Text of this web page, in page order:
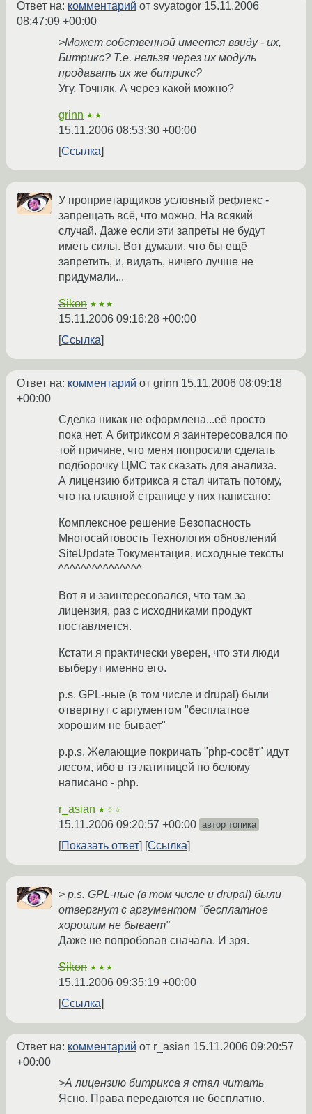
Ответ на: комментарий от svyatogor 15.11.2006
08:47:09 +00:00
>Может собственной имеется ввиду - их,
Битрикс? Т.е. нельзя через их модуль
продавать их же битрикс?
Угу. Точняк. А через какой можно?
grinn ★★
15.11.2006 08:53:30 +00:00
Ссылка
У проприетарщиков условный рефлекс -
запрещать всё, что можно. На всякий
случай. Даже если эти запреты не будут
иметь силы. Вот думали, что бы ещё
запретить, и, видать, ничего лучше не
придумали...
Sikon ★★★
15.11.2006 09:16:28 +00:00
Ссылка
Ответ на: комментарий от grinn 15.11.2006 08:09:18
+00:00
Сделка никак не оформлена...её просто
пока нет. А битриксом я заинтересовался по
той причине, что меня попросили сделать
подборочку ЦМС так сказать для анализа.
А лицензию битрикса я стал читать потому,
что на главной странице у них написано:
Комплексное решение Безопасность
Многосайтовость Технология обновлений
SiteUpdate Токументация, исходные тексты
^^^^^^^^^^^^^^^
Вот я и заинтересовался, что там за
лицензия, раз с исходниками продукт
поставляется.
Кстати я практически уверен, что эти люди
выберут именно его.
p.s. GPL-ные (в том числе и drupal) были
отвергнут с аргументом "бесплатное
хорошим не бывает"
p.p.s. Желающие покричать "php-сосёт" идут
лесом, ибо в тз латиницей по белому
написано - php.
r_asian ★☆☆
15.11.2006 09:20:57 +00:00 автор топика
Показать ответ Ссылка
> p.s. GPL-ные (в том числе и drupal) были
отвергнут с аргументом "бесплатное
хорошим не бывает"
Даже не попробовав сначала. И зря.
Sikon ★★★
15.11.2006 09:35:19 +00:00
Ссылка
Ответ на: комментарий от r_asian 15.11.2006 09:20:57
+00:00
>А лицензию битрикса я стал читать
Ясно. Права передаются не бесплатно.